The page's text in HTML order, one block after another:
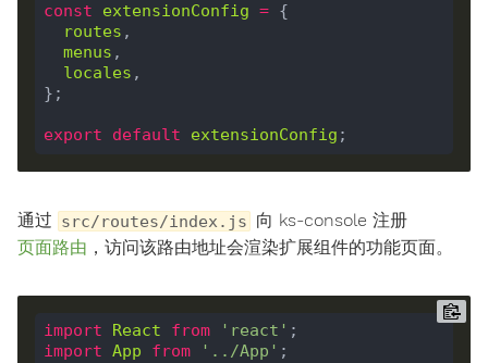
const extensionConfig =
routes
menus
locales
export default extensionConfig
通过 src/routes/index.js 向 ks-console 注册
页面路由 ，访问该路由地址会渲染扩展组件的功能页面。
import React from 'react'
import App from '../App'